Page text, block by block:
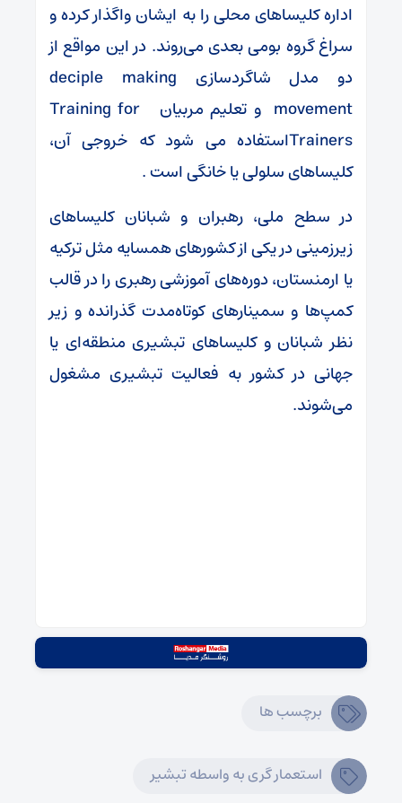
اداره کلیساهای محلی را به ایشان واگذار کرده و
سراغ گروه بومی بعدی می‌روند. در این مواقع از
دو مدل شاگردسازی deciple making
movement و تعلیم مربیان Training for
Trainersاستفاده می شود که خروجی آن،
کلیساهای سلولی یا خانگی است .
در سطح ملی، رهبران و شبانان کلیساهای
زیرزمینی در یکی از کشورهای همسایه مثل ترکیه
یا ارمنستان، دوره‌های آموزشی رهبری را در قالب
کمپ‌ها و سمینارهای کوتاه‌مدت گذرانده و زیر
نظر شبانان و کلیساهای تبشیری منطقه‌ای یا
جهانی در کشور به فعالیت تبشیری مشغول
می‌شوند.
برچسب ها
استعمار گری به واسطه تبشیر